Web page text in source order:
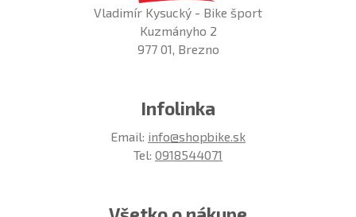
Vladimír Kysucký - Bike šport
Kuzmányho 2
977 01, Brezno
Infolinka
Email: info@shopbike.sk
Tel: 0918544071